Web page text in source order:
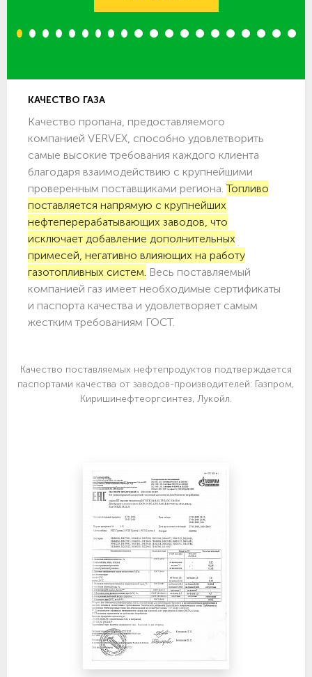
1 2 3 4 5 6 7 8 9 10 11 12 13 14 15 16 17 18 19 20
КАЧЕСТВО ГАЗА
Качество пропана, предоставляемого
компанией VERVEX, способно удовлетворить
самые высокие требования каждого клиента
благодаря взаимодействию с крупнейшими
проверенным поставщиками региона.Топливо
поставляется напрямую с крупнейших
нефтеперерабатывающих заводов, что
исключает добавление дополнительных
примесей, негативно влияющих на работу
газотопливных систем. Весь поставляемый
компанией газ имеет необходимые сертификаты
и паспорта качества и удовлетворяет самым
жестким требованиям ГОСТ.
Качество поставляемых нефтепродуктов подтверждается
паспортами качества от заводов-производителей: Газпром,
Киришинефтеоргсинтез, Лукойл.